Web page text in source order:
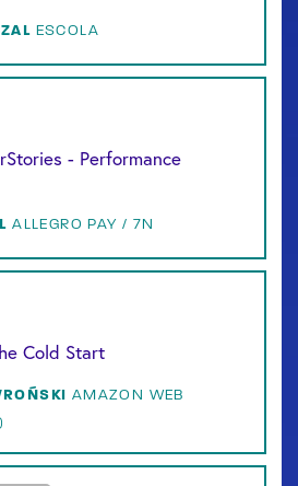
ESCOLA
- Performance
ALLEGRO PAY / 7N
Cold Start
AMAZON WEB